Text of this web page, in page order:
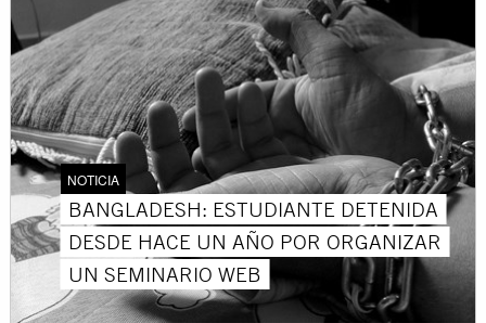
NOTICIA
BANGLADESH: ESTUDIANTE DETENIDA
DESDE HACE UN AÑO POR ORGANIZAR
UN SEMINARIO WEB